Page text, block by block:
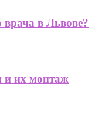
в Львове?
и их монтаж